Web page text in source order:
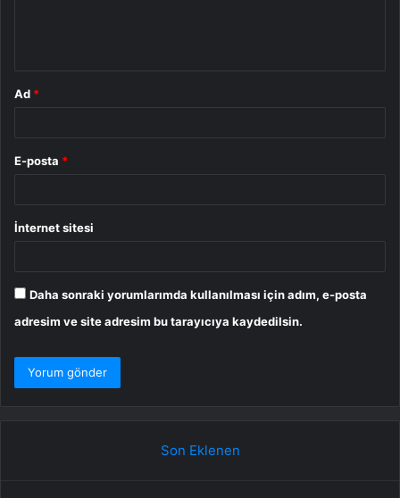
Ad *
E-posta *
İnternet sitesi
Daha sonraki yorumlarımda kullanılması için adım, e-posta
adresim ve site adresim bu tarayıcıya kaydedilsin.
Son Eklenen